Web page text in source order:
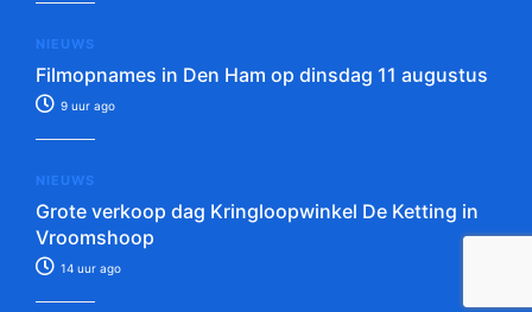
NIEUWS
Filmopnames in Den Ham op dinsdag 11 augustus
9 uur ago
NIEUWS
Grote verkoop dag Kringloopwinkel De Ketting in
Vroomshoop
14 uur ago